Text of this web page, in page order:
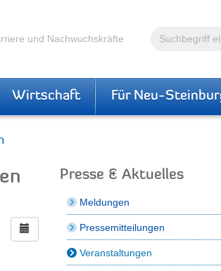
Volltextsuche
und Nachwuchskräfte
Wirtschaft Für Neu-
Presse & Aktuelles
Meldungen
Pressemitteilungen
Veranstaltungen